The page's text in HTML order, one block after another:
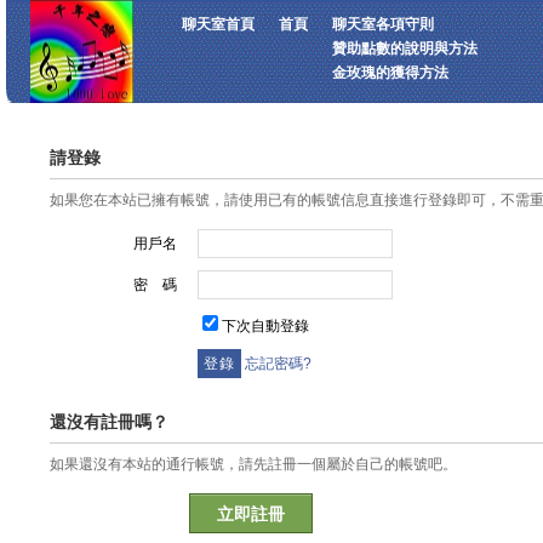
聊天室首頁 首頁
聊天室各項守則
贊助點數的說明與方法
金玫瑰的獲得方法
請登錄
如果您在本站已擁有帳號，請使用已有的帳號信息直接進行登錄即可，不需
用戶名
密 碼
下次自動登錄
忘記密碼?
還沒有註冊嗎？
如果還沒有本站的通行帳號，請先註冊一個屬於自己的帳號吧。
立即註冊